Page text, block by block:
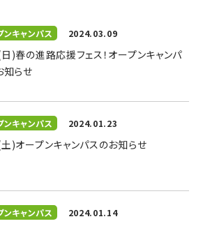
ンキャンパス 2024.03.09
)春の進路応援フェス！オープンキャンパ
知らせ
ンキャンパス 2024.01.23
)オープンキャンパスのお知らせ
ンキャンパス 2024.01.14